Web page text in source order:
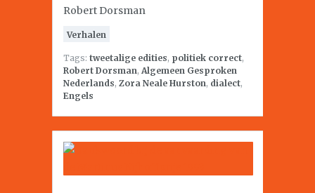
Robert Dorsman
Verhalen
Tags: tweetalige edities, politiek correct,
Robert Dorsman, Algemeen Gesproken
Nederlands, Zora Neale Hurston, dialect,
Engels